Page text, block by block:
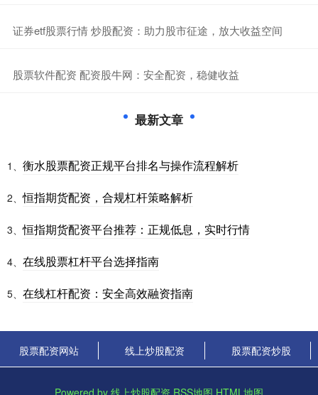
​证券etf股票行情 炒股配资：助力股市征途，放大收益空间
​股票软件配资 配资股牛网：安全配资，稳健收益
最新文章
1、 衡水股票配资正规平台排名与操作流程解析
2、恒指期货配资，合规杠杆策略解析
3、恒指期货配资平台推荐：正规低息，实时行情
4、 在线股票杠杆平台选择指南
5、 在线杠杆配资：安全高效融资指南
股票配资网站 线上炒股配资 股票配资炒股
Powered by 线上炒股配资 RSS地图 HTML地图